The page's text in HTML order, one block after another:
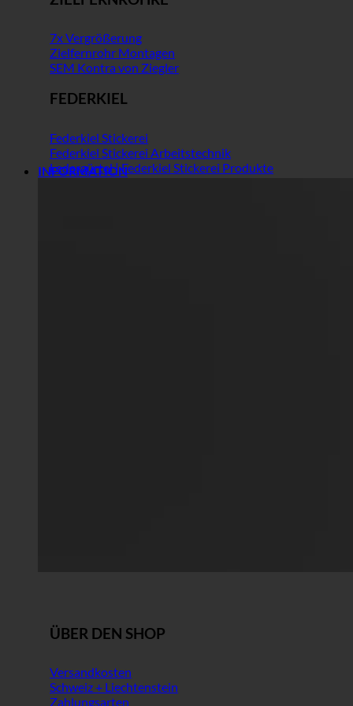
7x Vergrößerung
Zielfernrohr Montagen
SEM Kontra von Ziegler
FEDERKIEL
Federkiel Stickerei
Federkiel Stickerei Arbeitstechnik
Ledergürtel | Federkiel Stickerei Produkte
INFORMATION
ÜBER DEN SHOP
Versandkosten
Schweiz + Liechtenstein
Zahlungsarten